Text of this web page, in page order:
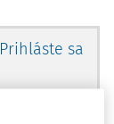
Prihláste sa